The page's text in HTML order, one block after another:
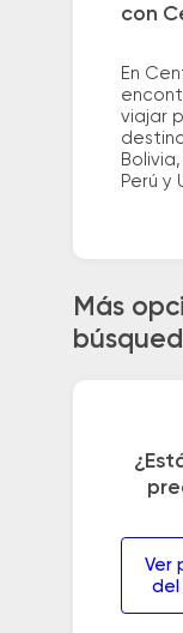
con
En
viajar
Perú y
Más
Ver
del